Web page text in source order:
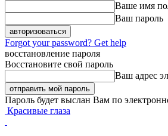
Ваше имя
Ваш пароль
Forgot your password? Get help
восстановление пароля
Восстановите свой пароль
Ваш адрес
Пароль будет выслан Вам по
Красивые глаза